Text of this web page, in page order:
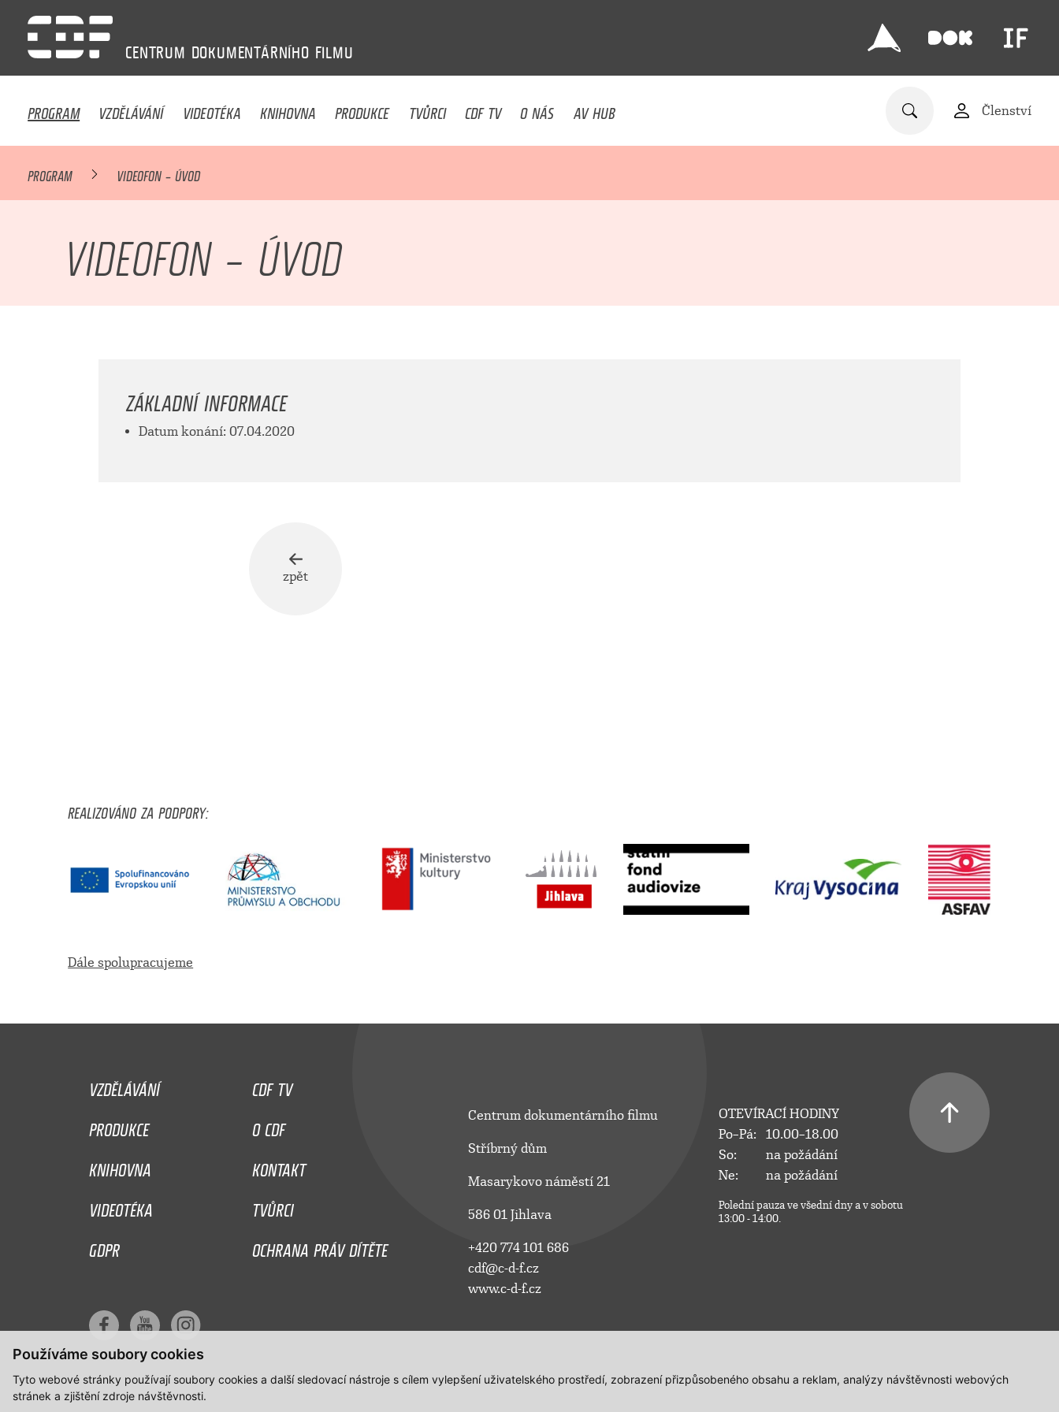
Používáme soubory cookies
Tyto webové stránky používají soubory cookies a další sledovací nástroje s cílem vylepšení uživatelského prostředí, zobrazení přizpůsobeného obsahu a reklam, analýzy návštěvnosti webových
stránek a zjištění zdroje návštěvnosti.
CENTRUM DOKUMENTÁRNÍHO FILMU
PROGRAM VZDĚLÁVÁNÍ VIDEOTÉKA KNIHOVNA PRODUKCE TVŮRCI CDF TV O NÁS AV HUB Členství
PROGRAM VIDEOFON – ÚVOD
VIDEOFON – ÚVOD
ZÁKLADNÍ INFORMACE
Datum konání: 07.04.2020
zpět
REALIZOVÁNO ZA PODPORY:
Dále spolupracujeme
VZDĚLÁVÁNÍ
CDF TV
PRODUKCE
O CDF
KNIHOVNA
KONTAKT
VIDEOTÉKA
TVŮRCI
GDPR
OCHRANA PRÁV DÍTĚTE
Centrum dokumentárního filmu
Stříbrný dům
Masarykovo náměstí 21
586 01 Jihlava
+420 774 101 686
cdf@c-d-f.cz
www.c-d-f.cz
OTEVÍRACÍ HODINY
Po–Pá:
10.00–18.00
So:
na požádání
Ne:
na požádání
Polední pauza ve všední dny a v sobotu
13:00 - 14:00.